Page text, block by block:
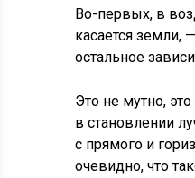
Во-первых, в
касается земли,
остальное
Это не мутно,
в становлении
с прямого и
очевидно, что